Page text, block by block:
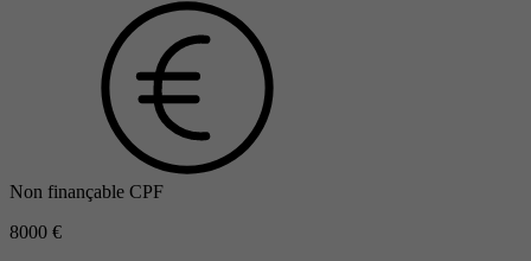
Non finançable CPF
8000 €